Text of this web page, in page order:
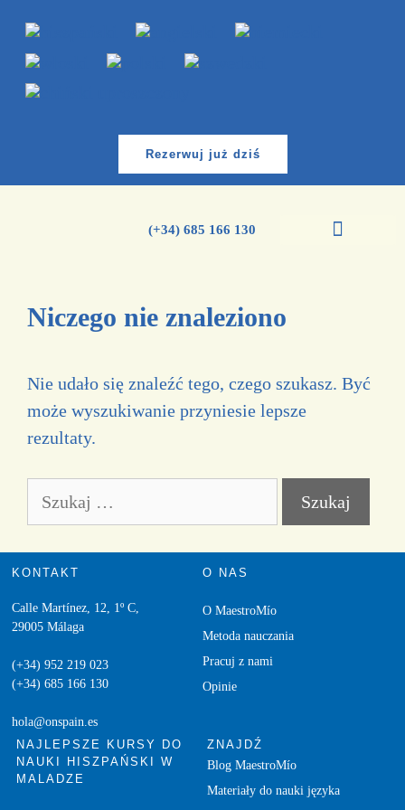
Rezerwuj już dziś
(+34) 685 166 130
Niczego nie znaleziono
Nie udało się znaleźć tego, czego szukasz. Być
może wyszukiwanie przyniesie lepsze
rezultaty.
KONTAKT
Calle Martínez, 12, 1º C,
29005 Málaga
(+34) 952 219 023
(+34) 685 166 130
hola@onspain.es
O NAS
O MaestroMío
Metoda nauczania
Pracuj z nami
Opinie
NAJLEPSZE KURSY DO
NAUKI HISZPAŃSKI W
MALADZE
ZNAJDŹ
Blog MaestroMío
Materiały do nauki języka